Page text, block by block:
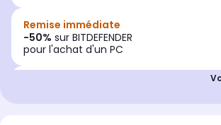
Remise immédiate
-50% sur BITDEFENDER
pour l'achat d'un PC